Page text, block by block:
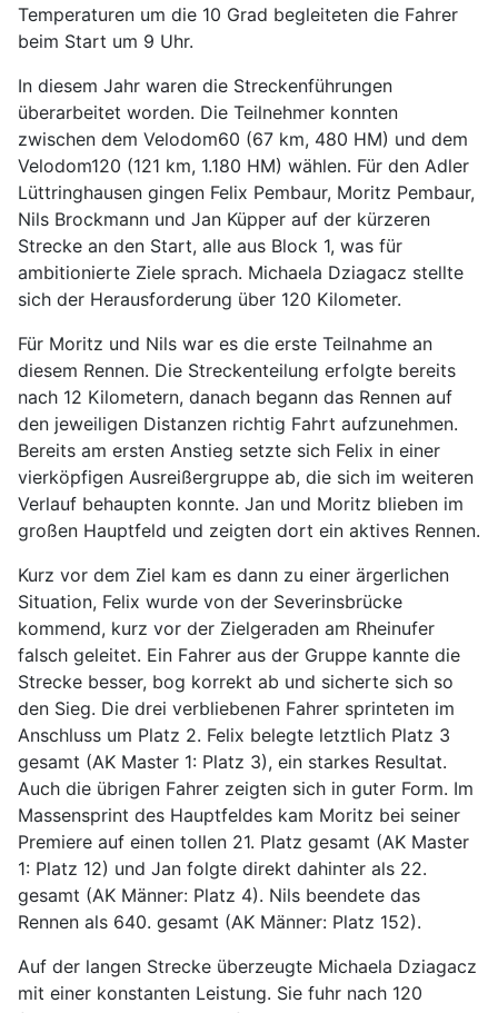
Temperaturen um die 10 Grad begleiteten die Fahrer
beim Start um 9 Uhr.
In diesem Jahr waren die Streckenführungen
überarbeitet worden. Die Teilnehmer konnten
zwischen dem Velodom60 (67 km, 480 HM) und dem
Velodom120 (121 km, 1.180 HM) wählen. Für den Adler
Lüttringhausen gingen Felix Pembaur, Moritz Pembaur,
Nils Brockmann und Jan Küpper auf der kürzeren
Strecke an den Start, alle aus Block 1, was für
ambitionierte Ziele sprach. Michaela Dziagacz stellte
sich der Herausforderung über 120 Kilometer.
Für Moritz und Nils war es die erste Teilnahme an
diesem Rennen. Die Streckenteilung erfolgte bereits
nach 12 Kilometern, danach begann das Rennen auf
den jeweiligen Distanzen richtig Fahrt aufzunehmen.
Bereits am ersten Anstieg setzte sich Felix in einer
vierköpfigen Ausreißergruppe ab, die sich im weiteren
Verlauf behaupten konnte. Jan und Moritz blieben im
großen Hauptfeld und zeigten dort ein aktives Rennen.
Kurz vor dem Ziel kam es dann zu einer ärgerlichen
Situation, Felix wurde von der Severinsbrücke
kommend, kurz vor der Zielgeraden am Rheinufer
falsch geleitet. Ein Fahrer aus der Gruppe kannte die
Strecke besser, bog korrekt ab und sicherte sich so
den Sieg. Die drei verbliebenen Fahrer sprinteten im
Anschluss um Platz 2. Felix belegte letztlich Platz 3
gesamt (AK Master 1: Platz 3), ein starkes Resultat.
Auch die übrigen Fahrer zeigten sich in guter Form. Im
Massensprint des Hauptfeldes kam Moritz bei seiner
Premiere auf einen tollen 21. Platz gesamt (AK Master
1: Platz 12) und Jan folgte direkt dahinter als 22.
gesamt (AK Männer: Platz 4). Nils beendete das
Rennen als 640. gesamt (AK Männer: Platz 152).
Auf der langen Strecke überzeugte Michaela Dziagacz
mit einer konstanten Leistung. Sie fuhr nach 120